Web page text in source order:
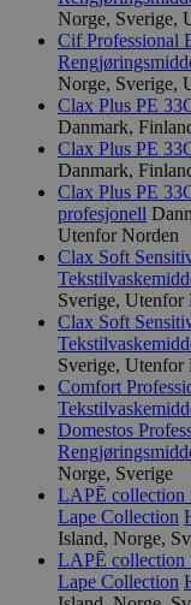
Norge, Sverige,
Cif Professional
Norge, Sverige,
Clax Plus PE
Danmark,
Clax Plus PE
Danmark,
Clax Plus PE
profesjonell
Utenfor Norden
Clax Soft
Sverige, Utenfor
Clax Soft
Sverige, Utenfor
Comfort
Domestos
Norge, Sverige
LAPĒ collection
Lape Collection
Island, Norge,
LAPĒ collection
Lape Collection